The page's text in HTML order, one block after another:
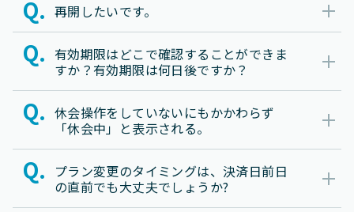
再開したいです。
有効期限はどこで確認することができま
すか？有効期限は何日後ですか？
休会操作をしていないにもかかわらず
「休会中」と表示される。
プラン変更のタイミングは、決済日前日
の直前でも大丈夫でしょうか?